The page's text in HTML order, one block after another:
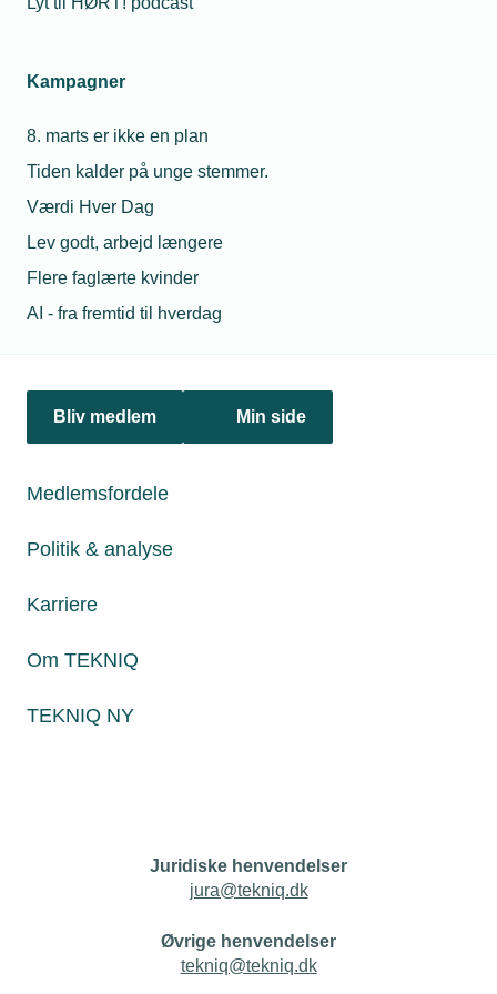
Kampagner
8. marts er ikke en plan
Tiden kalder på unge stemmer.
Værdi Hver Dag
Lev godt, arbejd længere
Flere faglærte kvinder
AI - fra fremtid til hverdag
Bliv medlem Min side
Medlemsfordele
Politik & analyse
Karriere
Om TEKNIQ
TEKNIQ NY
18. oktober 2018
har ramt installatørerne det seneste år. Men det er
Juridiske henvendelser
jura@tekniq.dk
Øvrige henvendelser
tekniq@tekniq.dk